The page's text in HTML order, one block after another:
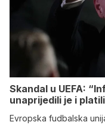
Skandal u UEFA:
unaprijedili je i
Evropska fudbalska